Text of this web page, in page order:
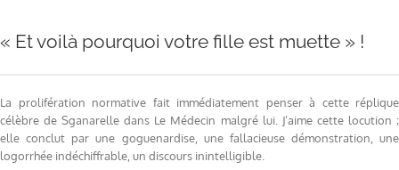
« Et voilà pourquoi votre fille est muette » !
La prolifération normative fait immédiatement penser à cette réplique
célèbre de Sganarelle dans Le Médecin malgré lui. J’aime cette locution ;
elle conclut par une goguenardise, une fallacieuse démonstration, une
logorrhée indéchiffrable, un discours inintelligible.